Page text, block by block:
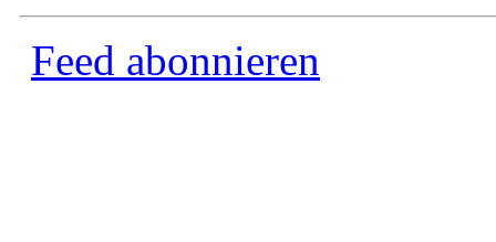
Feed abonnieren